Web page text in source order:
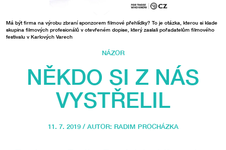
Má být firma na výrobu zbraní sponzorem filmové přehlídky? To je otázka, kterou si klade
skupina filmových profesionálů v otevřeném dopise, který zaslali pořadatelům filmového
festivalu v Karlových Varech
NÁZOR
NĚKDO SI Z NÁS
VYSTŘELIL
11. 7. 2019 / AUTOR: RADIM PROCHÁZKA